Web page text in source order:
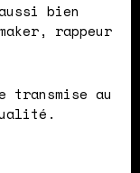
bien
rappeur
transmise au